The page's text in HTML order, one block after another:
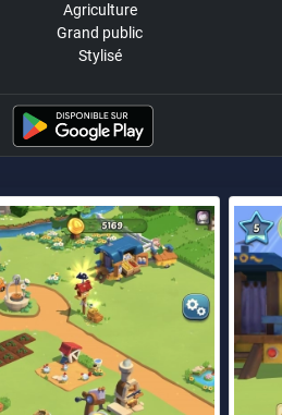
Agriculture
Grand public
Stylisé